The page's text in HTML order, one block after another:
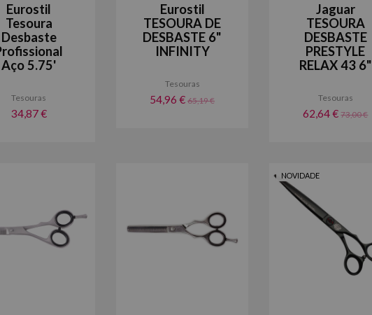
Eurostil
Tesoura
Desbaste
Aço 5.75'
Tesouras
34,87 €
Eurostil
TESOURA DE
DESBASTE 6"
INFINITY
Tesouras
54,96 €65,19 €
Jaguar
TESOURA
DESBASTE
PRESTYLE
RELAX 43 6"
Tesouras
62,64 €73,00 €
NOVIDADE